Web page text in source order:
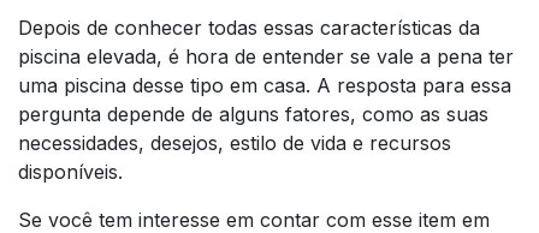
Depois de conhecer todas essas características da
piscina elevada, é hora de entender se vale a pena ter
uma piscina desse tipo em casa. A resposta para essa
pergunta depende de alguns fatores, como as suas
necessidades, desejos, estilo de vida e recursos
disponíveis.
Se você tem interesse em contar com esse item em